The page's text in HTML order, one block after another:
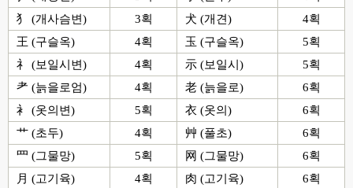
犭 (개사슴변)
3획 犬 (개견)
4획
王 (구슬옥)
4획 玉 (구슬옥)
5획
礻 (보일시변)
4획 示 (보일시)
5획
耂 (늙을로엄)
4획 老 (늙을로)
6획
衤 (옷의변)
5획 衣 (옷의)
6획
艹 (초두)
4획 艸 (풀초)
6획
罒 (그물망)
5획 网 (그물망)
6획
月 (고기육)
4획 肉 (고기육)
6획